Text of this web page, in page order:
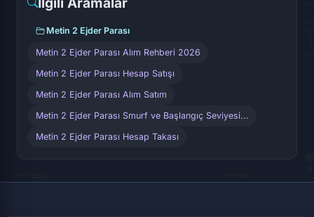
Metin 2 Ejder Parası
Metin 2 Ejder Parası Alım Rehberi 2026
Metin 2 Ejder Parası Hesap Satışı
Metin 2 Ejder Parası Alım Satım
Metin 2 Ejder Parası Smurf ve Başlangıç Seviyesi...
Metin 2 Ejder Parası Hesap Takası